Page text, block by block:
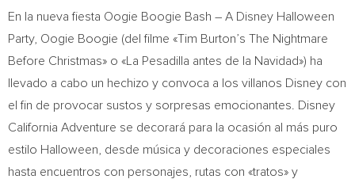
En la nueva fiesta Oogie Boogie Bash – A Disney Halloween
Party, Oogie Boogie (del filme «Tim Burton’s The Nightmare
Before Christmas» o «La Pesadilla antes de la Navidad») ha
llevado a cabo un hechizo y convoca a los villanos Disney con
el fin de provocar sustos y sorpresas emocionantes. Disney
California Adventure se decorará para la ocasión al más puro
estilo Halloween, desde música y decoraciones especiales
hasta encuentros con personajes, rutas con «tratos» y